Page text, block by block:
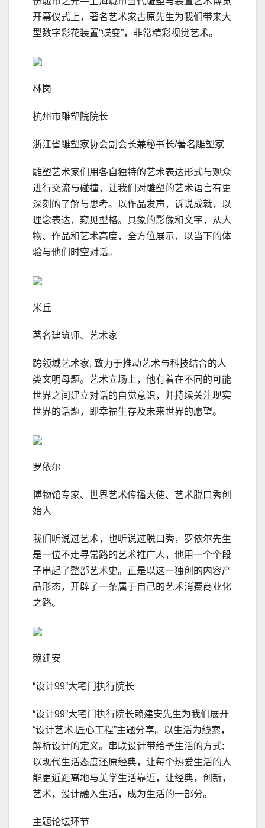
开幕仪式上，著名艺术家古原先生为我们带来大
型数字彩花装置“蝶变”，非常精彩视觉艺术。
林岗
杭州市雕塑院院长
浙江省雕塑家协会副会长兼秘书长/著名雕塑家
雕塑艺术家们用各自独特的艺术表达形式与观众
进行交流与碰撞，让我们对雕塑的艺术语言有更
深刻的了解与思考。以作品发声，诉说成就，以
理念表达，窥见型格。具象的影像和文字，从人
物、作品和艺术高度，全方位展示，以当下的体
验与他们时空对话。
米丘
著名建筑师、艺术家
跨领域艺术家, 致力于推动艺术与科技结合的人
类文明母题。艺术立场上，他有着在不同的可能
世界之间建立对话的自觉意识，并持续关注现实
世界的话题，即幸福生存及未来世界的愿望。
罗依尔
博物馆专家、世界艺术传播大使、艺术脱口秀创
始人
我们听说过艺术，也听说过脱口秀，罗依尔先生
是一位不走寻常路的艺术推广人，他用一个个段
子串起了整部艺术史。正是以这一独创的内容产
品形态，开辟了一条属于自己的艺术消费商业化
之路。
赖建安
“设计99”大宅门执行院长
“设计99”大宅门执行院长赖建安先生为我们展开
“设计艺术.匠心工程”主题分享。以生活为线索，
解析设计的定义。串联设计带给予生活的方式;
以现代生活态度还原经典，让每个热爱生活的人
能更近距离地与美学生活靠近，让经典，创新，
艺术，设计融入生活，成为生活的一部分。
主题论坛环节